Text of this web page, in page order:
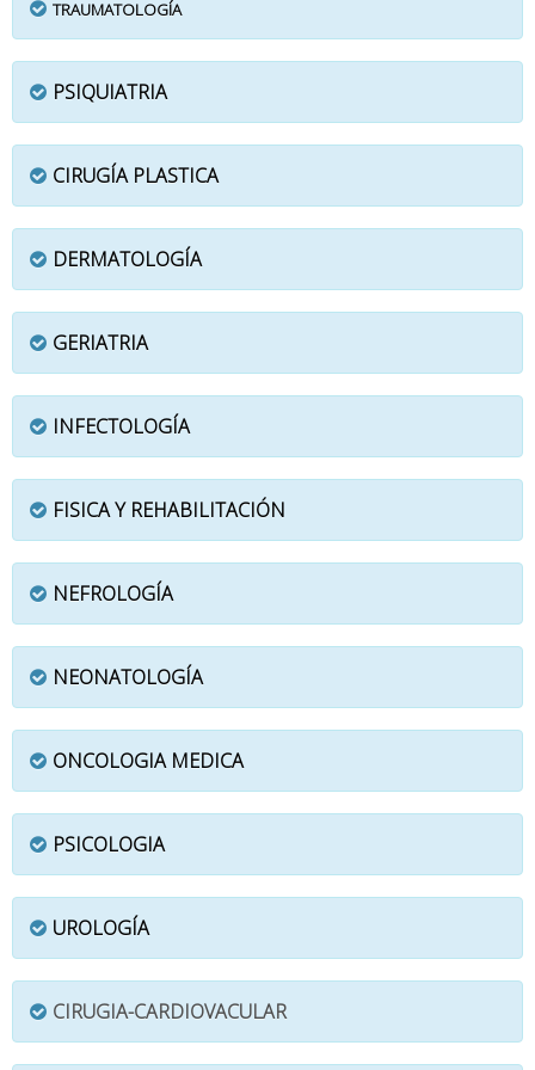
TRAUMATOLOGÍA
PSIQUIATRIA
CIRUGÍA PLASTICA
DERMATOLOGÍA
GERIATRIA
INFECTOLOGÍA
FISICA Y REHABILITACIÓN
NEFROLOGÍA
NEONATOLOGÍA
ONCOLOGIA MEDICA
PSICOLOGIA
UROLOGÍA
CIRUGIA-CARDIOVACULAR